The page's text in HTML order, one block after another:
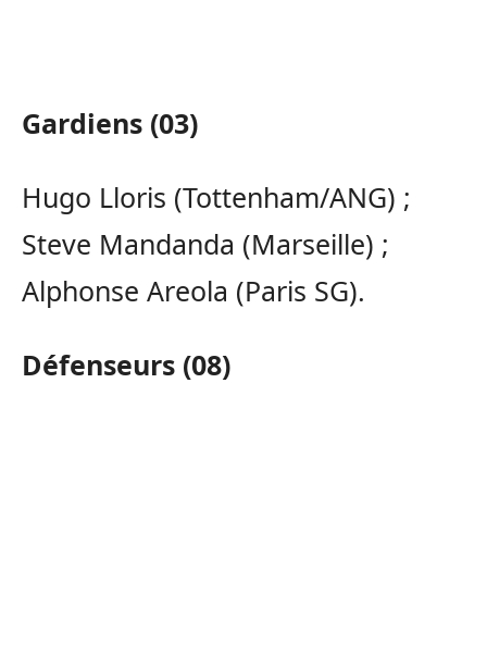
Gardiens (03)
Hugo Lloris (Tottenham/ANG) ;
Steve Mandanda (Marseille) ;
Alphonse Areola (Paris SG).
Défenseurs (08)